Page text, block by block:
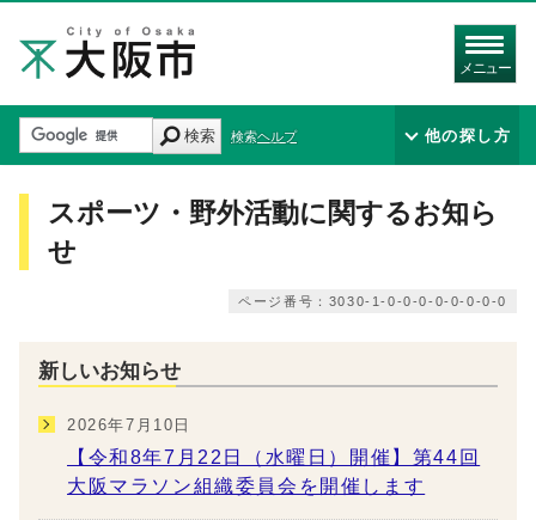
メニュー
検索 検索ヘルプ 他の探し方
スポーツ・野外活動に関するお知ら
せ
ページ番号：3030-1-0-0-0-0-0-0-0-0
新しいお知らせ
2026年7月10日
【令和8年7月22日（水曜日）開催】第44回
大阪マラソン組織委員会を開催します